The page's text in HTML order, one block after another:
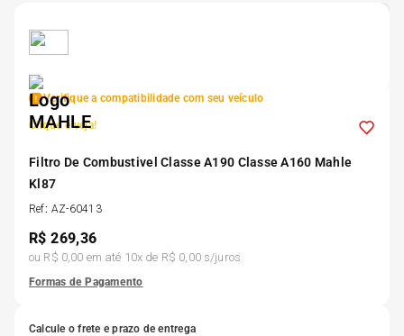
Verifique a compatibilidade com seu veículo
Clique e veja!
Filtro De Combustivel Classe A190 Classe A160 Mahle
Kl87
Ref: AZ-60413
R$269,36
ou R$ 0,00 em até 10x de R$ 0,00s/juros
Formas de Pagamento
Calcule o frete e prazo de entrega
5º
7
8
9º 195 55r15